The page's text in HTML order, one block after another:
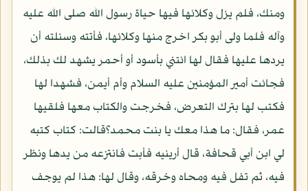
ومنك، فلم يزل وكلائها فيها حياة رسول الله صلى الله عليه
وآله فلما ولى أبو بكر اخرج منها وكلائها، فأتته وسئلته أن
يردها عليها فقال لها ائتني بأسود أو أحمر يشهد لك بذلك،
فجائت أمير المؤمنين عليه السلام وأم أيمن، فشهدا لها
فكتب لها بترك التعرض، فخرجت والكتاب معها فلقيها
عمر، فقال: ما هذا معك يا بنت محمد؟قالت: كتاب كتبه
لي ابن أبي قحافة، قال أرينيه فأبت فانتزعه من يدها ونظر
فيه، ثم تفل فيه ومحاه وخرقه، وقال لها: هذا لم يوجف